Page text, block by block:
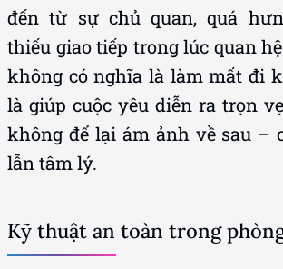
đến từ sự chủ quan, quá
thiếu giao tiếp trong lúc quan
không có nghĩa là làm mất đi
là giúp cuộc yêu diễn ra trọn
không để lại ám ảnh về sau –
lẫn tâm lý.
Kỹ thuật an toàn trong